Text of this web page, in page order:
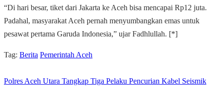
“Di hari besar, tiket dari Jakarta ke Aceh bisa mencapai Rp12 juta.
Padahal, masyarakat Aceh pernah menyumbangkan emas untuk
pesawat pertama Garuda Indonesia,” ujar Fadhlullah. [*]
Tag: Berita Pemerintah Aceh
Polres Aceh Utara Tangkap Tiga Pelaku Pencurian Kabel Seismik